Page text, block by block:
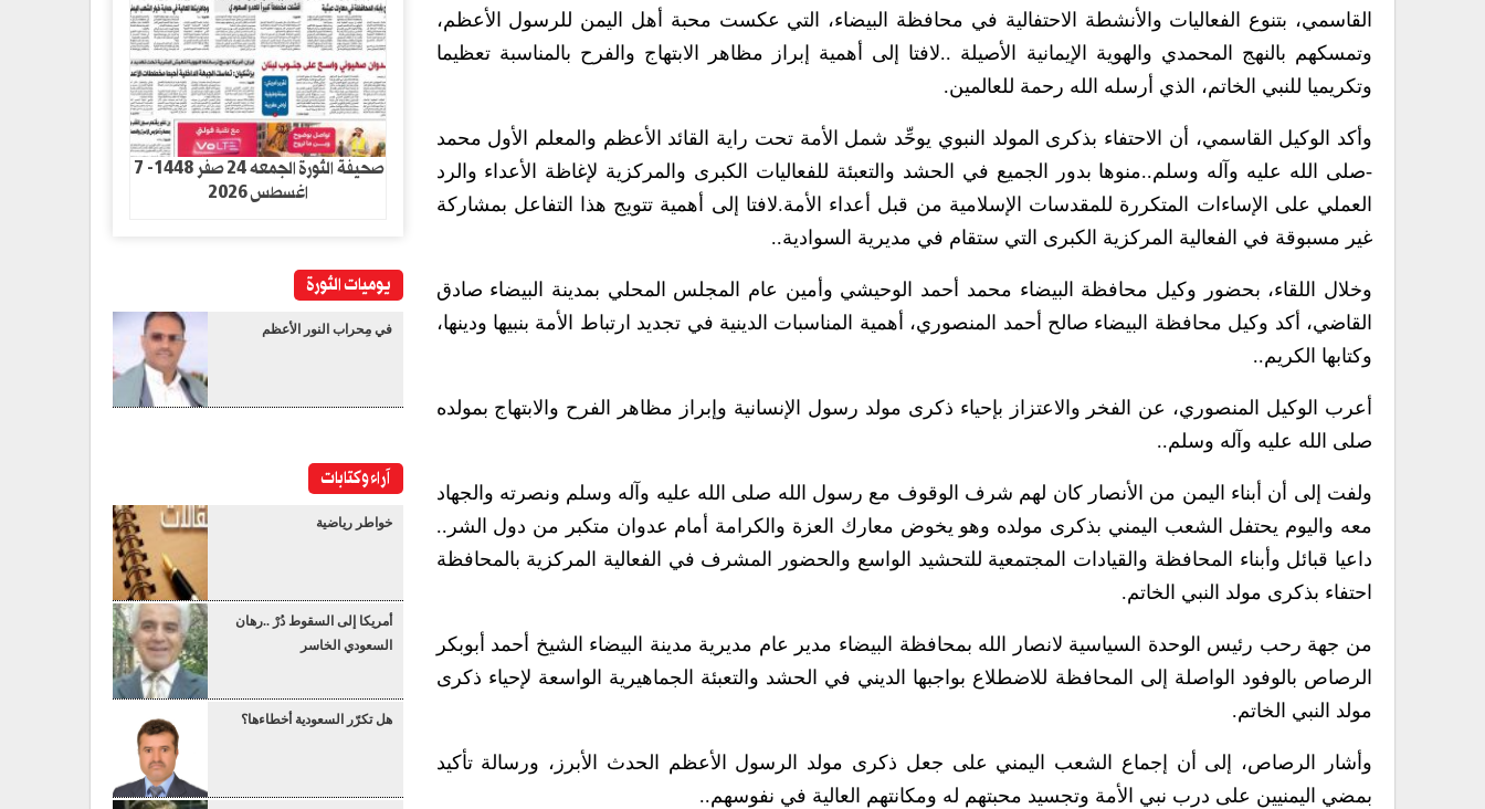
القاسمي، بتنوع الفعاليات واﻷنشطة الاحتفالية في محافظة البيضاء، التي عكست محبة أهل اليمن للرسول الأعظم،
وتمسكهم بالنهج المحمدي والهوية الإيمانية اﻷصيلة ..لافتا إلى أهمية إبراز مظاهر الابتهاج والفرح بالمناسبة تعظيما
وتكريميا للنبي الخاتم، الذي أرسله الله رحمة للعالمين.
وأكد الوكيل القاسمي، أن الاحتفاء بذكرى المولد النبوي يوحِّد شمل الأمة تحت راية القائد الأعظم والمعلم الأول محمد
-صلى الله عليه وآله وسلم..منوها بدور الجميع في الحشد والتعبئة للفعاليات الكبرى والمركزية لإغاظة الأعداء والرد
العملي على الإساءات المتكررة للمقدسات الإسلامية من قبل أعداء اﻷمة.لافتا إلى أهمية تتويج هذا التفاعل بمشاركة
غير مسبوقة في الفعالية المركزية الكبرى التي ستقام في مديرية السوادية..
وخلال اللقاء، بحضور وكيل محافظة البيضاء محمد أحمد الوحيشي وأمين عام المجلس المحلي بمدينة البيضاء صادق
القاضي، أكد وكيل محافظة البيضاء صالح أحمد المنصوري، أهمية المناسبات الدينية في تجديد ارتباط الأمة بنبيها ودينها،
وكتابها الكريم..
أعرب الوكيل المنصوري، عن الفخر والاعتزاز بإحياء ذكرى مولد رسول الإنسانية وإبراز مظاهر الفرح والابتهاج بمولده
صلى الله عليه وآله وسلم..
ولفت إلى أن أبناء اليمن من الأنصار كان لهم شرف الوقوف مع رسول الله صلى الله عليه وآله وسلم ونصرته والجهاد
معه واليوم يحتفل الشعب اليمني بذكرى مولده وهو يخوض معارك العزة والكرامة أمام عدوان متكبر من دول الشر..
داعيا قبائل وأبناء المحافظة والقيادات المجتمعية للتحشيد الواسع والحضور المشرف في الفعالية المركزية بالمحافظة
احتفاء بذكرى مولد النبي الخاتم.
من جهة رحب رئيس الوحدة السياسية لانصار الله بمحافظة البيضاء مدير عام مديرية مدينة البيضاء الشيخ أحمد أبوبكر
الرصاص بالوفود الواصلة إلى المحافظة للاضطلاع بواجبها الديني في الحشد والتعبئة الجماهيرية الواسعة لإحياء ذكرى
مولد النبي الخاتم.
وأشار الرصاص، إلى أن إجماع الشعب اليمني على جعل ذكرى مولد الرسول الأعظم الحدث الأبرز، ورسالة تأكيد
بمضي اليمنيين على درب نبي الأمة وتجسيد محبتهم له ومكانتهم العالية في نفوسهم..
صحيفة الثورة الجمعه 24 صفر 1448- 7
اغسطس 2026
يوميات الثورة
في مِحراب النور الأعظم
آراء وكتابات
خواطر رياضية
أمريكا إلى السقوط دُرْ ..رهان
السعودي الخاسر
هل تكرّر السعودية أخطاءها؟